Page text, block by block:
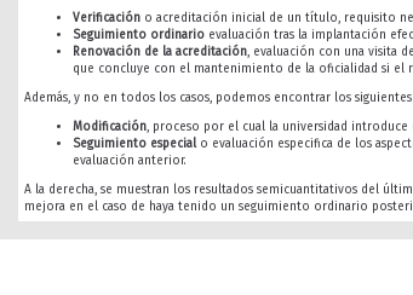
Verificación o acreditación inicial de un título, requisito
Seguimiento ordinario evaluación tras la implantación
Renovación de la acreditación, evaluación con una visita
que concluye con el mantenimiento de la oficialidad si el
Además, y no en todos los casos, podemos encontrar los siguientes
Modificación, proceso por el cual la universidad introduce
Seguimiento especialo evaluación especifica de los
evaluación anterior.
A la derecha, se muestran los resultados semicuantitativos del
mejora en el caso de haya tenido un seguimiento ordinario